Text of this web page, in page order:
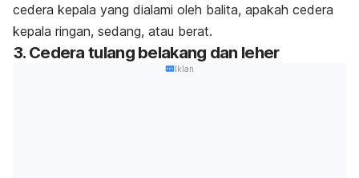
cedera kepala yang dialami oleh balita, apakah cedera
kepala ringan, sedang, atau berat.
3. Cedera tulang belakang dan leher
Iklan